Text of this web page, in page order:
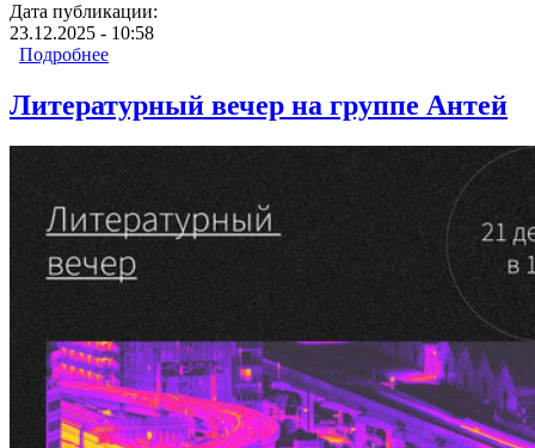
Дата публикации:
23.12.2025 - 10:58
Подробнее
Литературный вечер на группе Антей